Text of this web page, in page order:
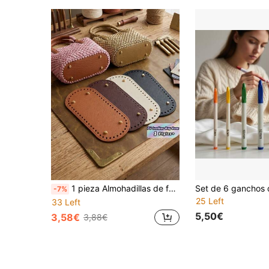
-7% 1 pieza Almohadillas de fondo de bolso de cuero PU tejidas a ganchillo, Moldeador de fondo de bolso de cuero PU con agujeros, Insertos de fondo de bolso de cuero PU con forma ovalada, Para soporte de fondo de bolso DIY, Bolsos de hombro, Manualidades de bolsos, No se deforma fácilmente, También adecuado para proyectos de ganchillo
33 Left
3,58€ 3,88€
25 Left
5,50€